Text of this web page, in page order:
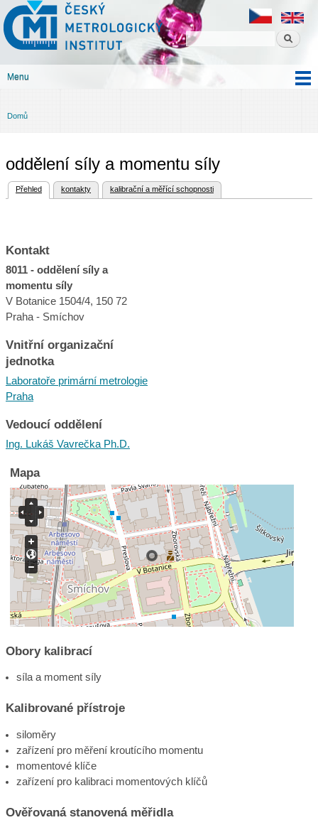
obsahu
Český
metrologický
institut
Menu
Jste zde
Domů
oddělení síly a momentu síly
Hlavní záložky
Přehled
(aktivní záložka) kontakty kalibrační a měřící schopnosti
Kontakt
8011 - oddělení síly a
momentu síly
V Botanice 1504/4, 150 72
Praha - Smíchov
Vnitřní organizační
jednotka
Laboratoře primární metrologie
Praha
Vedoucí oddělení
Ing. Lukáš Vavrečka Ph.D.
Mapa
Obory kalibrací
síla a moment síly
Kalibrované přístroje
siloměry
zařízení pro měření kroutícího momentu
momentové klíče
zařízení pro kalibraci momentových klíčů
Ověřovaná stanovená měřidla